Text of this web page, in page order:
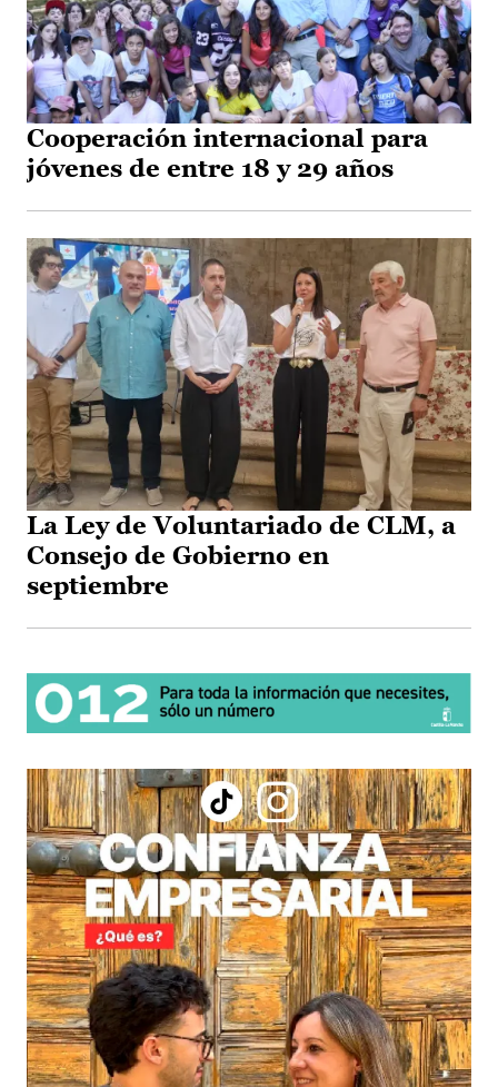
Cooperación internacional para
jóvenes de entre 18 y 29 años
La Ley de Voluntariado de CLM, a
Consejo de Gobierno en
septiembre